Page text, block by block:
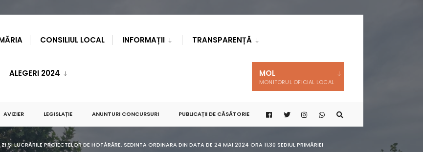
CONSILIUL LOCAL INFORMAȚII TRANSPARENȚĂ
MOL
MONITORUL OFICIAL LOCAL
ALEGERI 2024
AVIZIER LEGISLAȚIE ANUNTURI CONCURSURI PUBLICAȚII DE CĂSĂTORIE
ȘI LUCRĂRILE PROIECTELOR DE HOTĂRÂRE. SEDINTA ORDINARA DIN DATA DE 24 MAI 2024 ORA 11,30 SEDIUL PRIMĂRIEI